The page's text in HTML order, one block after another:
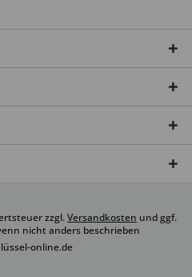
zzgl.Versandkosten und ggf.
nicht anders beschrieben
online.de